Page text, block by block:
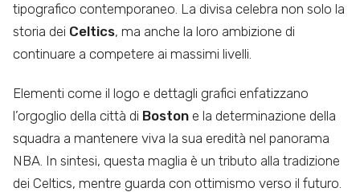
tipografico contemporaneo. La divisa celebra non solo la
storia dei Celtics, ma anche la loro ambizione di
continuare a competere ai massimi livelli.
Elementi come il logo e dettagli grafici enfatizzano
l’orgoglio della città di Boston e la determinazione della
squadra a mantenere viva la sua eredità nel panorama
NBA. In sintesi, questa maglia è un tributo alla tradizione
dei Celtics, mentre guarda con ottimismo verso il futuro.